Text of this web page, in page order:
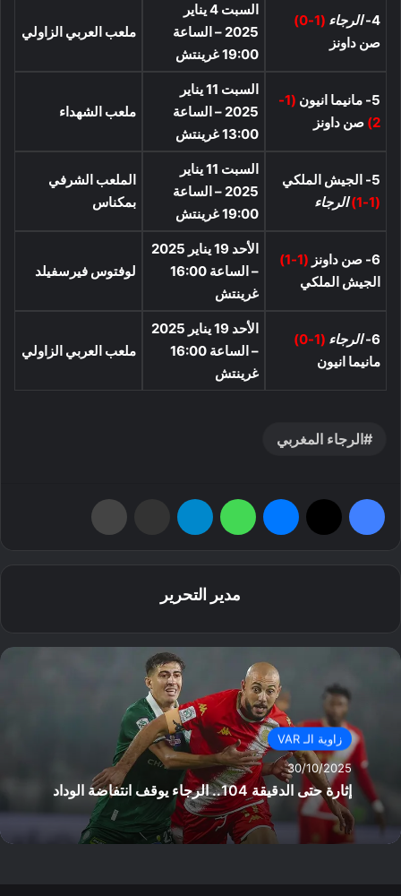
4- الرجاء (1-0)
صن داونز
السبت 4 يناير
2025 – الساعة
19:00 غرينتش
ملعب العربي الزاولي
5- مانيما انيون
(1-
2) صن داونز
السبت 11 يناير
2025 – الساعة
13:00 غرينتش
ملعب الشهداء
5- الجيش الملكي
(1-1)
الرجاء
السبت 11 يناير
2025 – الساعة
19:00 غرينتش
الملعب الشرفي
بمكناس
6- صن داونز
(1-1)
الجيش الملكي
الأحد 19 يناير 2025
– الساعة 16:00
غرينتش
لوفتوس فيرسفيلد
6- الرجاء (1-0)
مانيما انيون
الأحد 19 يناير 2025
– الساعة 16:00
غرينتش
ملعب العربي الزاولي
الرجاء المغربي
مدير التحرير
زاوية الـ VAR
30/10/2025
إثارة حتى الدقيقة 104.. الرجاء يوقف انتفاضة الوداد